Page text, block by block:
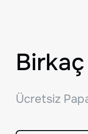
Ücretsiz